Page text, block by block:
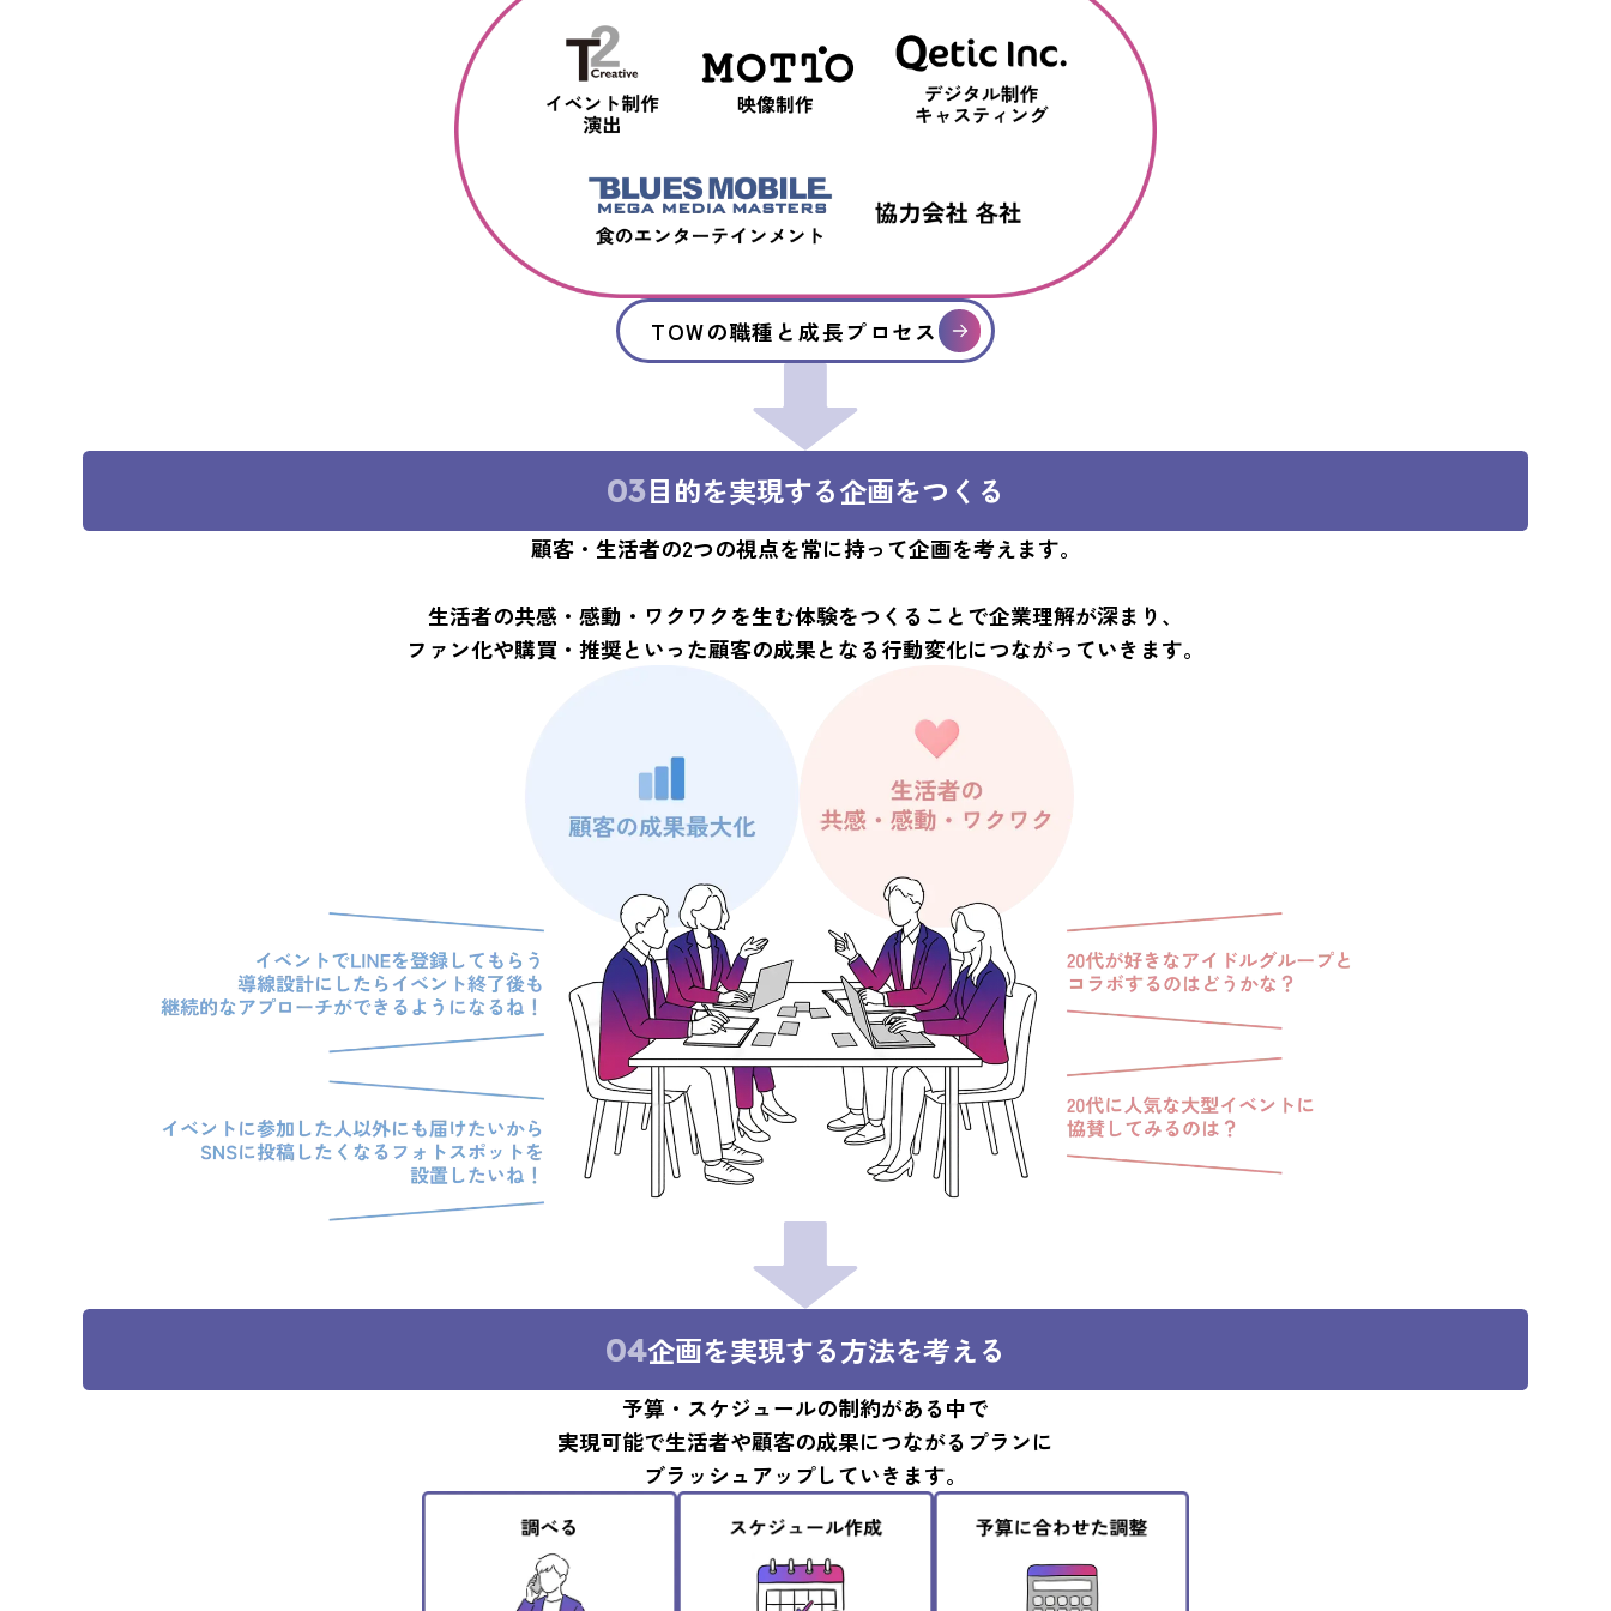
TOWの職種と成長プロセス
03目的を実現する企画をつくる
顧客・生活者の2つの視点を常に持って企画を考えます。
生活者の共感・感動・ワクワクを生む体験をつくることで企業理解が深まり、
ファン化や購買・推奨といった顧客の成果となる行動変化につながっていきます。
04企画を実現する方法を考える
予算・スケジュールの制約がある中で
実現可能で生活者や顧客の成果につながるプランに
ブラッシュアップしていきます。